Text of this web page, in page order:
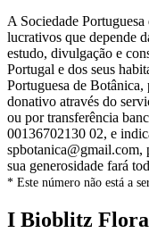
A Sociedade
lucrativos que depende
estudo, divulgação e
Portugal e dos seus
Portuguesa de Botânica,
donativo através do
ou por transferência
00136702130 02, e
spbotanica@gmail.com,
sua generosidade fará
* Este número não está a
I Bioblitz